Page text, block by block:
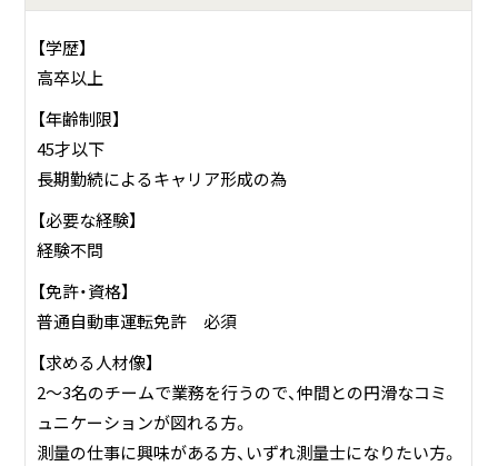
依頼も承っております。
【学歴】
高卒以上
【年齢制限】
45才以下
長期勤続によるキャリア形成の為
【必要な経験】
経験不問
【免許・資格】
普通自動車運転免許 必須
【求める人材像】
2～3名のチームで業務を行うので、仲間との円滑なコミ
ュニケーションが図れる方。
測量の仕事に興味がある方、いずれ測量士になりたい方。